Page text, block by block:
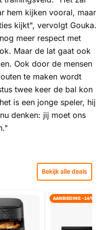
hem kijken vooral, maar
kijkt", vervolgt Gouka.
meer respect met
Maar de lat gaat ook
Ook door de mensen
te maken wordt
twee keer de bal kon
het is een jonge speler, hij
denken: jij moet ons
."
Bekijk alle deals
AANBIEDING -14%